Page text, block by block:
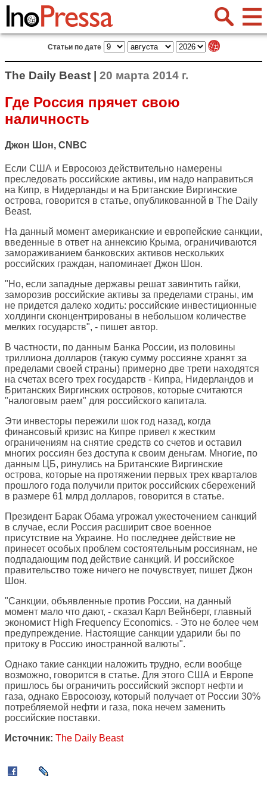
Статьи по дате
The Daily Beast | 20 марта 2014 г.
Где Россия прячет свою
наличность
Джон Шон, CNBC
Если США и Евросоюз действительно намерены
преследовать российские активы, им надо направиться
на Кипр, в Нидерланды и на Британские Виргинские
острова, говорится в статье, опубликованной в The Daily
Beast.
На данный момент американские и европейские санкции,
введенные в ответ на аннексию Крыма, ограничиваются
замораживанием банковских активов нескольких
российских граждан, напоминает Джон Шон.
"Но, если западные державы решат завинтить гайки,
заморозив российские активы за пределами страны, им
не придется далеко ходить: российские инвестиционные
холдинги сконцентрированы в небольшом количестве
мелких государств", - пишет автор.
В частности, по данным Банка России, из половины
триллиона долларов (такую сумму россияне хранят за
пределами своей страны) примерно две трети находятся
на счетах всего трех государств - Кипра, Нидерландов и
Британских Виргинских островов, которые считаются
"налоговым раем" для российского капитала.
Эти инвесторы пережили шок год назад, когда
финансовый кризис на Кипре привел к жестким
ограничениям на снятие средств со счетов и оставил
многих россиян без доступа к своим деньгам. Многие, по
данным ЦБ, ринулись на Британские Виргинские
острова, которые на протяжении первых трех кварталов
прошлого года получили приток российских сбережений
в размере 61 млрд долларов, говорится в статье.
Президент Барак Обама угрожал ужесточением санкций
в случае, если Россия расширит свое военное
присутствие на Украине. Но последнее действие не
принесет особых проблем состоятельным россиянам, не
подпадающим под действие санкций. И российское
правительство тоже ничего не почувствует, пишет Джон
Шон.
"Санкции, объявленные против России, на данный
момент мало что дают, - сказал Карл Вейнберг, главный
экономист High Frequency Economics. - Это не более чем
предупреждение. Настоящие санкции ударили бы по
притоку в Россию иностранной валюты".
Однако такие санкции наложить трудно, если вообще
возможно, говорится в статье. Для этого США и Европе
пришлось бы ограничить российский экспорт нефти и
газа, однако Евросоюзу, который получает от России 30%
потребляемой нефти и газа, пока нечем заменить
российские поставки.
Источник: The Daily Beast